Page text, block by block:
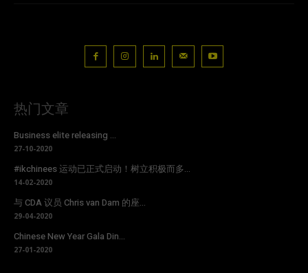
热门文章
Business elite releasing ...
27-10-2020
#ikchinees 运动已正式启动！树立积极而多...
14-02-2020
与 CDA 议员 Chris van Dam 的座...
29-04-2020
Chinese New Year Gala Din...
27-01-2020